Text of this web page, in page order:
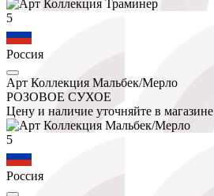
5
Россия
Арт Коллекция Мальбек/Мерло
РОЗОВОЕ СУХОЕ
Цену и наличие уточняйте в магазине
5
Россия